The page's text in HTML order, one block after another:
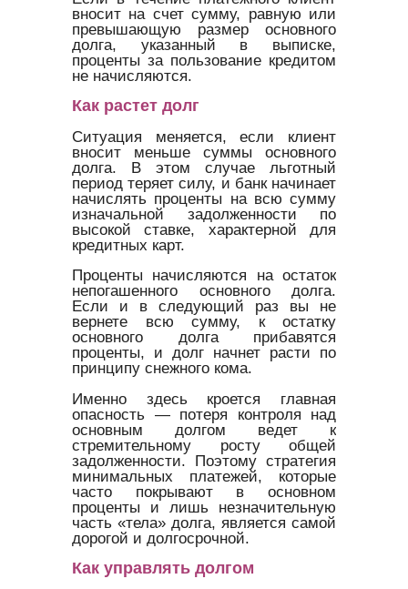
вносит на счет сумму, равную или
превышающую размер основного
долга, указанный в выписке,
проценты за пользование кредитом
не начисляются.
Как растет долг
Ситуация меняется, если клиент
вносит меньше суммы основного
долга. В этом случае льготный
период теряет силу, и банк начинает
начислять проценты на всю сумму
изначальной задолженности по
высокой ставке, характерной для
кредитных карт.
Проценты начисляются на остаток
непогашенного основного долга.
Если и в следующий раз вы не
вернете всю сумму, к остатку
основного долга прибавятся
проценты, и долг начнет расти по
принципу снежного кома.
Именно здесь кроется главная
опасность — потеря контроля над
основным долгом ведет к
стремительному росту общей
задолженности. Поэтому стратегия
минимальных платежей, которые
часто покрывают в основном
проценты и лишь незначительную
часть «тела» долга, является самой
дорогой и долгосрочной.
Как управлять долгом